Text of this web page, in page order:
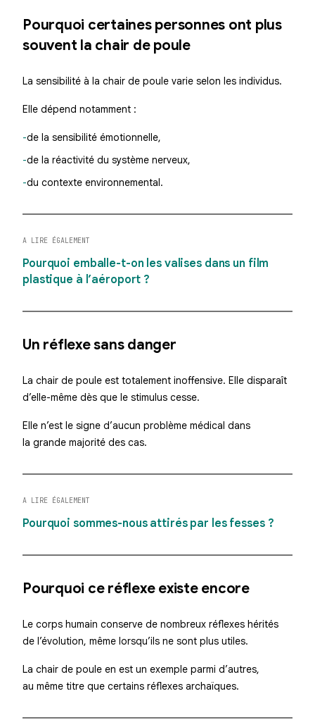
Pourquoi certaines personnes ont plus
souvent la chair de poule
La sensibilité à la chair de poule varie selon les individus.
Elle dépend notamment :
de la sensibilité émotionnelle,
de la réactivité du système nerveux,
du contexte environnemental.
A LIRE ÉGALEMENT
Pourquoi emballe-t-on les valises dans un film
plastique à l’aéroport ?
Un réflexe sans danger
La chair de poule est totalement inoffensive. Elle disparaît
d’elle-même dès que le stimulus cesse.
Elle n’est le signe d’aucun problème médical dans
la grande majorité des cas.
A LIRE ÉGALEMENT
Pourquoi sommes-nous attirés par les fesses ?
Pourquoi ce réflexe existe encore
Le corps humain conserve de nombreux réflexes hérités
de l’évolution, même lorsqu’ils ne sont plus utiles.
La chair de poule en est un exemple parmi d’autres,
au même titre que certains réflexes archaïques.